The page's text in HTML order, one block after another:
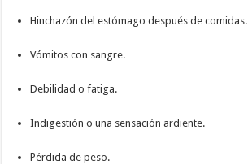
Hinchazón del estómago después de comidas.
Vómitos con sangre.
Debilidad o fatiga.
Indigestión o una sensación ardiente.
Pérdida de peso.